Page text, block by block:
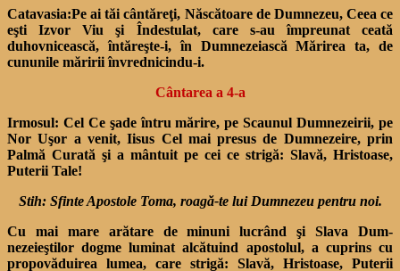
Catavasia:Pe ai tăi cântăreţi, Născă­toare de Dumnezeu, Ceea ce
eşti Izvor Viu şi Îndestulat, care s-au împreunat ceată
duhovnicească, întăreşte-i, în Dumnezeiască Mărirea ta, de
cununile măririi învrednicindu-i.
Cântarea a 4-a
Irmosul: Cel Ce şade întru mărire, pe Scaunul Dumnezeirii, pe
Nor Uşor a venit, Iisus Cel mai presus de Dumnezeire, prin
Palmă Curată şi a mântuit pe cei ce strigă: Slavă, Hristoase,
Puterii Tale!
Stih: Sfinte Apostole Toma, roagă-te lui Dumnezeu pentru noi.
Cu mai mare arătare de mi­nuni lucrând şi Slava Dum­
nezeieştilor dogme luminat al­cătuind apostolul, a cuprins cu
propovăduirea lumea, care strigă: Slavă, Hristoase, Pu­terii